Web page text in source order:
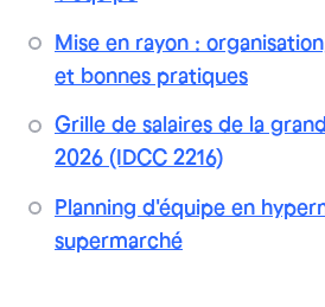
Mise en rayon :
et bonnes pratiques
Grille de salaires de la
2026 (IDCC 2216)
Planning d'équipe en
supermarché